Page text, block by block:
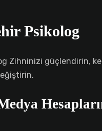
Psikolog
Zihninizi güçlendirin,